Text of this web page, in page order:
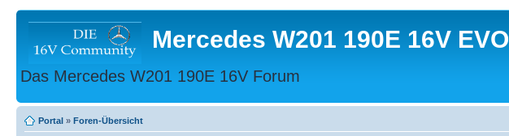
Mercedes W201 190E 16V EVO
Das Mercedes W201 190E 16V Forum
Portal » Foren-Übersicht